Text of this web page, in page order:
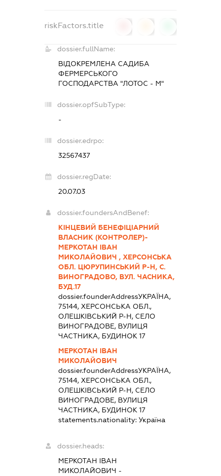
riskFactors.title
dossier.fullName:
ВІДОКРЕМЛЕНА САДИБА
ФЕРМЕРСЬКОГО
ГОСПОДАРСТВА "ЛОТОС - М"
dossier.opfSubType:
-
dossier.edrpo:
32567437
dossier.regDate:
20.07.03
dossier.foundersAndBenef:
КІНЦЕВИЙ БЕНЕФІЦІАРНИЙ
ВЛАСНИК (КОНТРОЛЕР)-
МЕРКОТАН ІВАН
МИКОЛАЙОВИЧ , ХЕРСОНСЬКА
ОБЛ. ЦЮРУПИНСЬКИЙ Р-Н, С.
ВИНОГРАДОВО, ВУЛ. ЧАСНИКА,
БУД.17
dossier.founderAddressУКРАЇНА,
75144, ХЕРСОНСЬКА ОБЛ.,
ОЛЕШКІВСЬКИЙ Р-Н, СЕЛО
ВИНОГРАДОВЕ, ВУЛИЦЯ
ЧАСТНИКА, БУДИНОК 17
МЕРКОТАН ІВАН
МИКОЛАЙОВИЧ
dossier.founderAddressУКРАЇНА,
75144, ХЕРСОНСЬКА ОБЛ.,
ОЛЕШКІВСЬКИЙ Р-Н, СЕЛО
ВИНОГРАДОВЕ, ВУЛИЦЯ
ЧАСТНИКА, БУДИНОК 17
statements.nationality:Україна
dossier.heads:
МЕРКОТАН ІВАН
МИКОЛАЙОВИЧ -